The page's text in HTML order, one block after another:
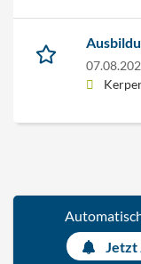
Jetzt